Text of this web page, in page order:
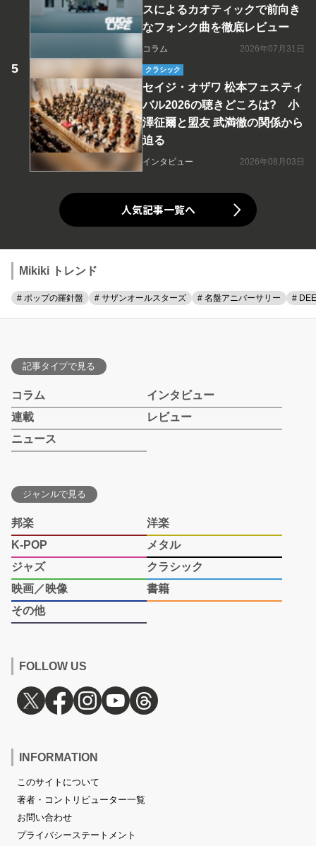
スによるカオティックで前向き
なフォンク曲を徹底レビュー
コラム 2026年07月31日
クラシック
セイジ・オザワ 松本フェスティ
バル2026の聴きどころは? 小
澤征爾と盟友 武満徹の関係から
迫る
インタビュー 2026年08月03日
人気記事一覧へ
Mikiki トレンド
# ポップの羅針盤 # サザンオールスターズ # 名盤アニバーサリー #
記事タイプで見る
コラム
インタビュー
連載
レビュー
ニュース
ジャンルで見る
邦楽
洋楽
K-POP
メタル
ジャズ
クラシック
映画／映像
書籍
その他
FOLLOW US
INFORMATION
このサイトについて
著者・コントリビューター一覧
お問い合わせ
プライバシーステートメント